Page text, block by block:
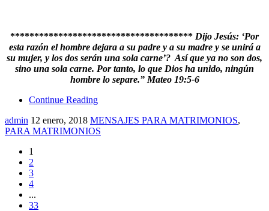
************************************** Dijo Jesús: ‘Por
esta razón el hombre dejara a su padre y a su madre y se unirá a
su mujer, y los dos serán una sola carne’? Así que ya no son dos,
sino una sola carne. Por tanto, lo que Dios ha unido, ningún
hombre lo separe.” Mateo 19:5-6
Continue Reading
admin 12 enero, 2018 MENSAJES PARA MATRIMONIOS,
PARA MATRIMONIOS
1
2
3
4
...
33